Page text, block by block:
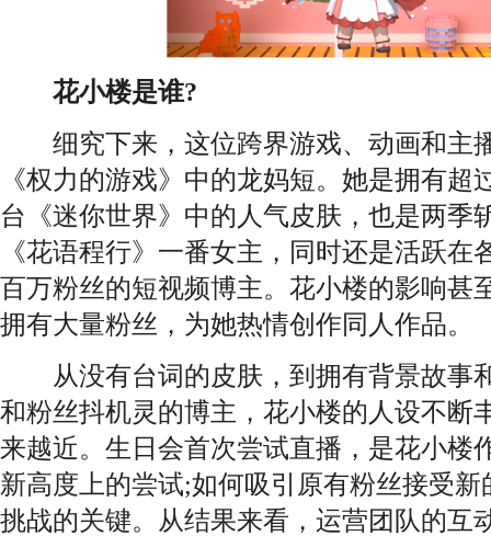
花小楼是谁?
细究下来，这位跨界游戏、动画和主
《权力的游戏》中的龙妈短。她是拥有超
台《迷你世界》中的人气皮肤，也是两季
《花语程行》一番女主，同时还是活跃在
百万粉丝的短视频博主。花小楼的影响甚
拥有大量粉丝，为她热情创作同人作品。
从没有台词的皮肤，到拥有背景故事
和粉丝抖机灵的博主，花小楼的人设不断
来越近。生日会首次尝试直播，是花小楼
新高度上的尝试;如何吸引原有粉丝接受
挑战的关键。从结果来看，运营团队的互